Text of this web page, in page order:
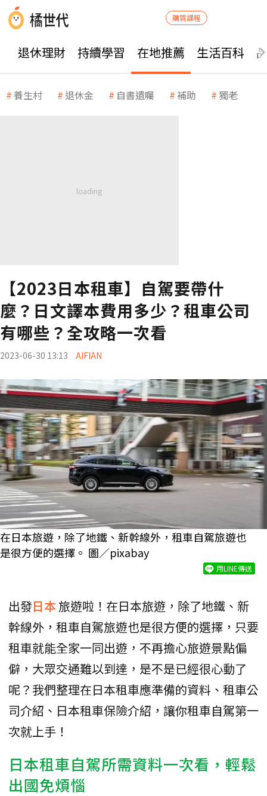
購買課程
退休理財 持續學習 在地推薦 生活百科
養生村 退休金 自書遺囑 補助 獨老
【2023日本租車】自駕要帶什
麼？日文譯本費用多少？租車公司
有哪些？全攻略一次看
2023-06-30 13:13 AIFIAN
在日本旅遊，除了地鐵、新幹線外，租車自駕旅遊也
是很方便的選擇。 圖／pixabay
用LINE傳送
出發日本旅遊啦！在日本旅遊，除了地鐵、新
幹線外，租車自駕旅遊也是很方便的選擇，只要
租車就能全家一同出遊，不再擔心旅遊景點偏
僻，大眾交通難以到達，是不是已經很心動了
呢？我們整理在日本租車應準備的資料、租車公
司介紹、日本租車保險介紹，讓你租車自駕第一
次就上手！
日本租車自駕所需資料一次看，輕鬆
出國免煩惱